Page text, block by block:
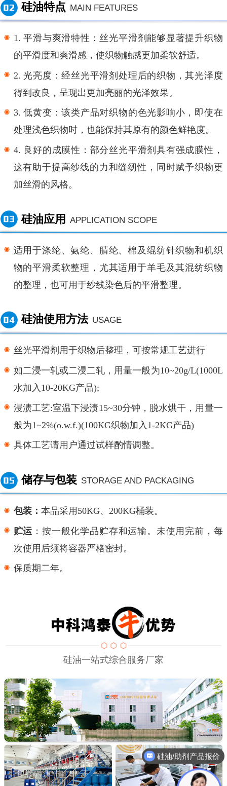
硅油特点 MAIN FEATURES
1.平滑与爽滑特性：丝光平滑剂能够显著提升织物
的平滑度和爽滑感，使织物触感更加柔软舒适。
2.光亮度：经丝光平滑剂处理后的织物，其光泽度
得到改良，呈现出更加亮丽的光泽效果。
3.低黄变：该类产品对织物的色光影响小，即使在
处理浅色织物时，也能保持其原有的颜色鲜艳度。
4. 良好的成膜性：部分丝光平滑剂具有强成膜性，
这有助于提高纱线的力和缝纫性，同时赋予织物更
加丝滑的风格。
硅油应用 APPLICATION SCOPE
适用于涤纶、氨纶、腈纶、棉及绲纺针织物和机织
物的平滑柔软整理，尤其适用于羊毛及其混纺织物
的整理，也可用于纱线染色后的平滑整理。
硅油使用方法 USAGE
丝光平滑剂用于织物后整理，可按常规工艺进行
如二浸一轧或二浸二轧，用量一般为10~20g/L(1000L
水加入10-20KG产品);
浸渍工艺:室温下浸渍15~30分钟，脱水烘干，用量一
般为1~2%(o.w.f.)(100KG织物加入1-2KG产品)
具体工艺请用户通过试样酌情调整。
储存与包装 STORAGE AND PACKAGING
包装： 本品采用 50KG、200KG桶装。
贮运 ：按一般化学品贮存和运输。未使用完前，每
次使用后须将容器严格密封。
保质期二年。
硅油一站式综合服务厂家
硅油/助剂产品报价